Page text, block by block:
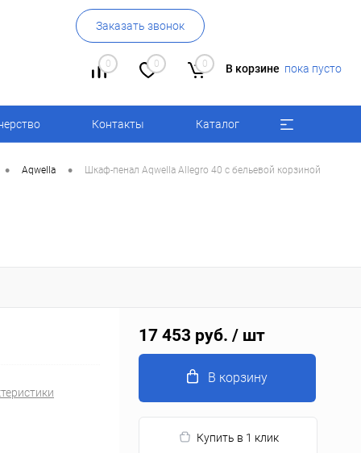
Заказать звонок
0 0 0 В корзине пока пусто
Контакты Каталог
• Aqwella • Шкаф-пенал Aqwella Allegro 40 с бельевой корзиной
17 453 руб. / шт
В корзину
Купить в 1 клик